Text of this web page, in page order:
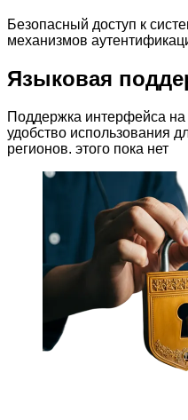
Безопасный доступ к
механизмов
Языковая
Поддержка интерфейса на
удобство использования
регионов. этого пока нет